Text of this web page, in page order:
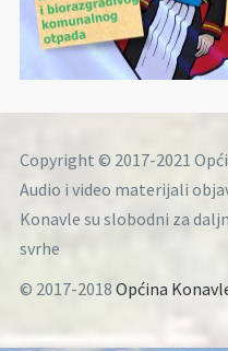
Copyright © 2017-2021
Audio i video materijali
Konavle su slobodni za
svrhe
© 2017-2018 Općina